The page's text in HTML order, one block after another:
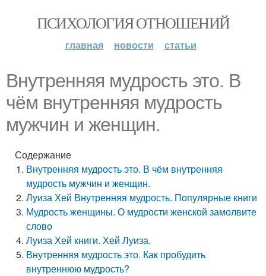
ПСИХОЛОГИЯ ОТНОШЕНИЙ
главная новости статьи
Внутренняя мудрость это. В
чём внутренняя мудрость
мужчин и женщин.
Содержание
Внутренняя мудрость это. В чём внутренняя
мудрость мужчин и женщин.
Луиза Хей Внутренняя мудрость. Популярные книги
Мудрость женщины. О мудрости женской замолвите
слово
Луиза Хей книги. Хей Луиза.
Внутренняя мудрость это. Как пробудить
внутреннюю мудрость?